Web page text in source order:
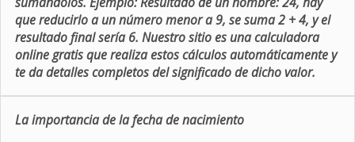
que reducirlo a un número menor a 9, se suma 2 + 4, y el
resultado final sería 6. Nuestro sitio es una calculadora
online gratis que realiza estos cálculos automáticamente y
te da detalles completos del significado de dicho valor.
La importancia de la fecha de nacimiento